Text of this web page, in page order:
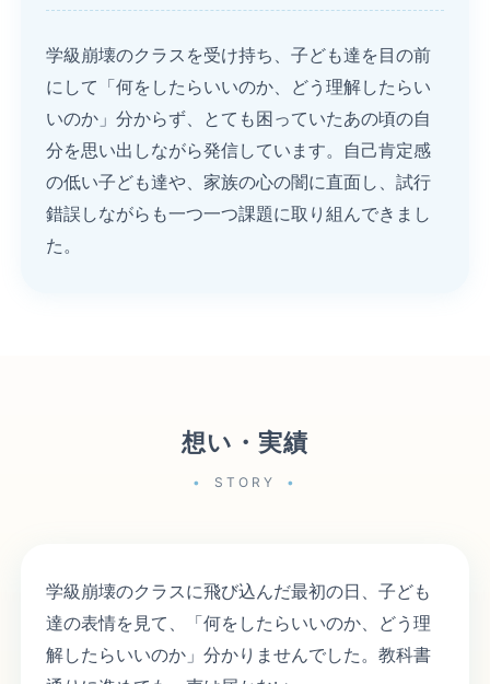
学級崩壊のクラスを受け持ち、子ども達を目の前
にして「何をしたらいいのか、どう理解したらい
いのか」分からず、とても困っていたあの頃の自
分を思い出しながら発信しています。自己肯定感
の低い子ども達や、家族の心の闇に直面し、試行
錯誤しながらも一つ一つ課題に取り組んできまし
た。
想い・実績
STORY
学級崩壊のクラスに飛び込んだ最初の日、子ども
達の表情を見て、「何をしたらいいのか、どう理
解したらいいのか」分かりませんでした。教科書